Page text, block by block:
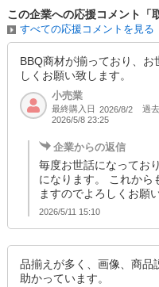
この企業への応援コメント「
すべての応援コメントを見る
BBQ商材が揃っており、
しくお願い致します。
小売業
最終購入日 2026/8/2 過
2026/5/8 23:25
企業からの返信
毎度お世話になってお
になります。 これから
ますのでよろしくお願
2026/5/11 15:10
品揃えが多く、画像、商品
助かっています。